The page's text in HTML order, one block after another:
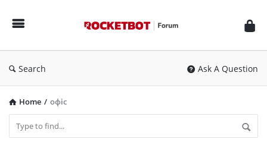
Forum
Search Ask A Question
Home / офіс